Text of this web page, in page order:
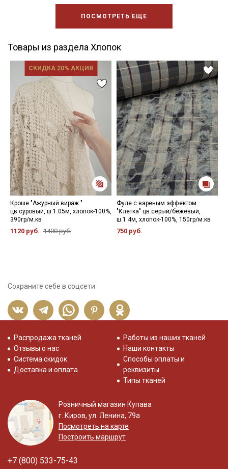
ПОСМОТРЕТЬ ЕЩЕ
Товары из раздела Хлопок
СКИДКА 20% АКЦИЯ
Кроше "Ажурный вираж "
цв.суровый, ш.1.05м, хлопок-100%,
390гр/м.кв
1120 руб. 1400 руб.
Фуле с вареным эффектом
"Клетка" цв.серый/бежевый,
ш.1.4м, хлопок-100%, 150гр/м.кв
750 руб.
Сохраните себе в соцсети
Распродажа тканей
Отзывы о нас
Система скидок
Доставка и оплата
Работы из наших тканей
Наши контакты
Способы оплаты и
реквизиты
Типы тканей
Розничный магазин Купава
г. Киров, ул. Ленина, 79а
Посмотреть на карте
Построить маршрут
+7 (800) 533-75-43